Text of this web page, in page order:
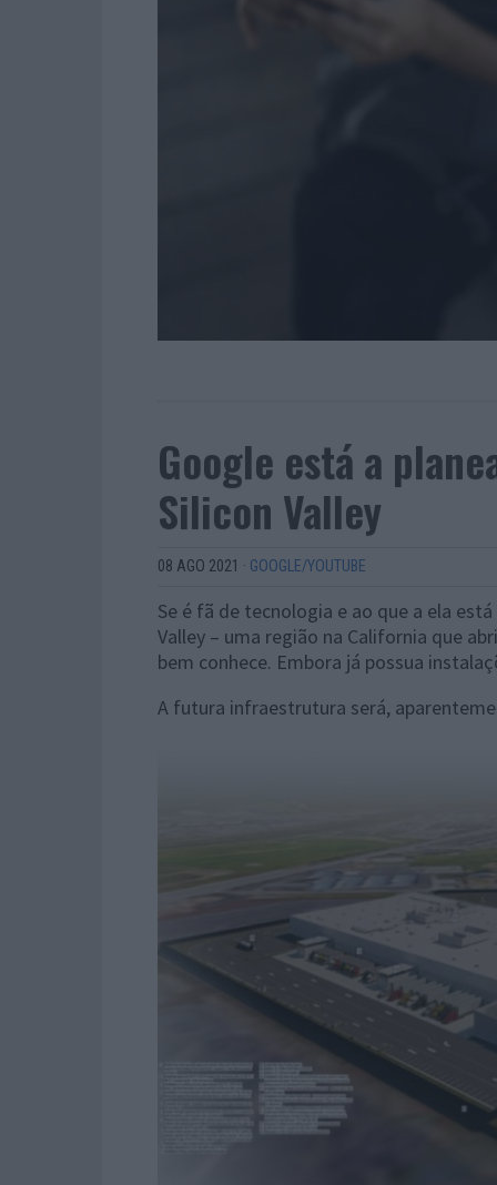
Google está a
Silicon Valley
08 AGO 2021 · GOOGLE/YOUTUBE
Se é fã de tecnologia e ao que a ela
Valley – uma região na California que
bem conhece. Embora já possua
A futura infraestrutura será,